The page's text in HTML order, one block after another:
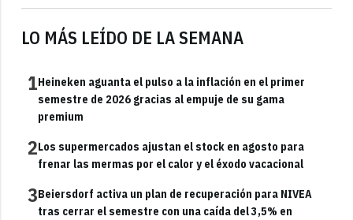
LO MÁS LEÍDO DE LA SEMANA
1Heineken aguanta el pulso a la inflación en el primer
semestre de 2026 gracias al empuje de su gama
premium
2Los supermercados ajustan el stock en agosto para
frenar las mermas por el calor y el éxodo vacacional
3Beiersdorf activa un plan de recuperación para NIVEA
tras cerrar el semestre con una caída del 3,5% en